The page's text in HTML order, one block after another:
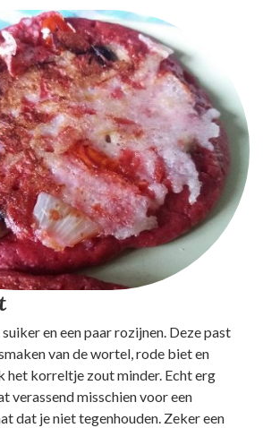
en een paar rozijnen. Deze past
van de wortel, rode biet en
het korreltje zout minder. Echt erg
verassend misschien voor een
dat je niet tegenhouden. Zeker een